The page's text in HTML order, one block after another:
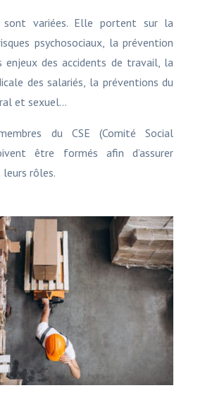
sont variées. Elle portent sur la
psychosociaux, la prévention
enjeux des accidents de travail, la
des salariés, la préventions du
et sexuel…
du CSE (Comité Social
être formés afin d’assurer
rôles.